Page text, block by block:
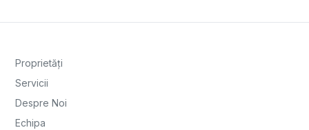
Proprietăți
Servicii
Despre Noi
Echipa